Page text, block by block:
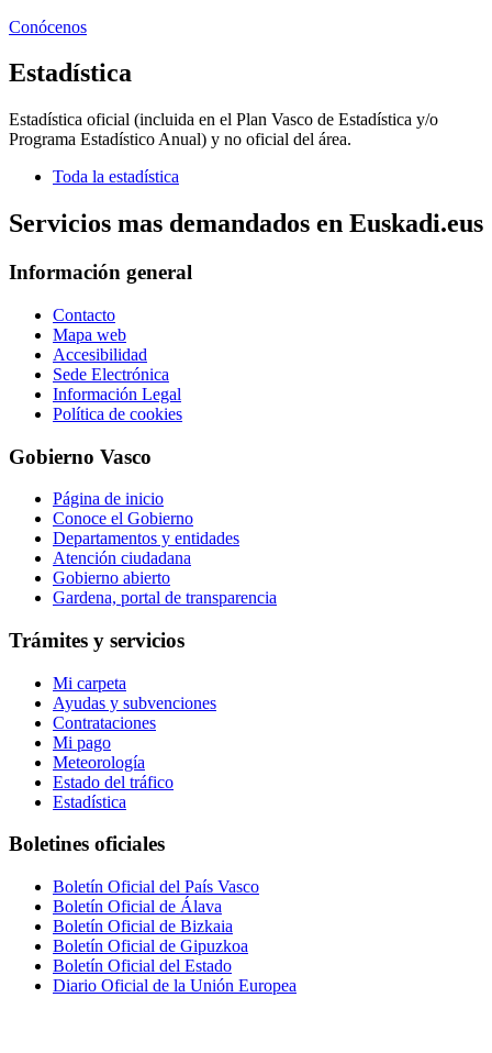
Conócenos
Estadística
Estadística oficial (incluida en el Plan Vasco de Estadística y/o
Programa Estadístico Anual) y no oficial del área.
Toda la estadística
Servicios mas demandados en Euskadi.eus
Información general
Contacto
Mapa web
Accesibilidad
Sede Electrónica
Información Legal
Política de cookies
Gobierno Vasco
Página de inicio
Conoce el Gobierno
Departamentos y entidades
Atención ciudadana
Gobierno abierto
Gardena, portal de transparencia
Trámites y servicios
Mi carpeta
Ayudas y subvenciones
Contrataciones
Mi pago
Meteorología
Estado del tráfico
Estadística
Boletines oficiales
Boletín Oficial del País Vasco
Boletín Oficial de Álava
Boletín Oficial de Bizkaia
Boletín Oficial de Gipuzkoa
Boletín Oficial del Estado
Diario Oficial de la Unión Europea